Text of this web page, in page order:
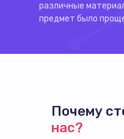
различные
предмет было
Почему
нас?